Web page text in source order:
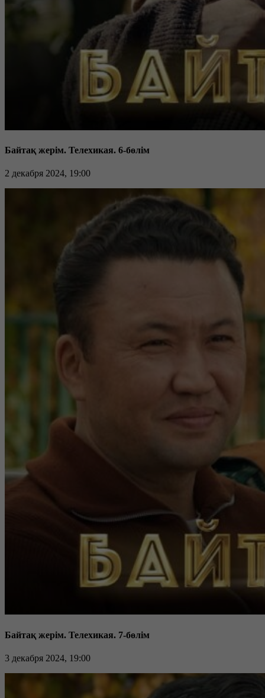
Байтақ жерім. Телехикая. 6-бөлім
2 декабря 2024, 19:00
Байтақ жерім. Телехикая. 7-бөлім
3 декабря 2024, 19:00